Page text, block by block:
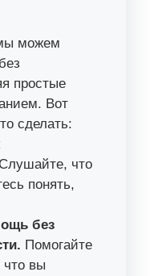
можем
простые
Вот
сделать:
Слушайте, что
понять,
без
Помогайте
вы